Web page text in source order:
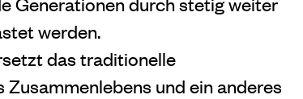
werden.
das traditionelle
und ein anderes